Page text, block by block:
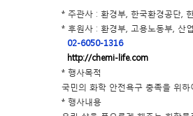
* 주관사 : 환경부, 한국환경공단,
* 후원사 : 환경부, 고용노동부, 산
02-6050-1316
http://chemi-life.com
* 행사목적
국민의 화학 안전욕구 충족을 위
* 행사내용